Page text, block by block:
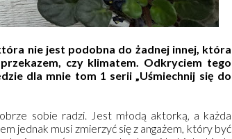
nie jest podobna do żadnej innej, która
czy klimatem. Odkryciem tego
dla mnie tom 1 serii „Uśmiechnij się do
sobie radzi. Jest młodą aktorką, a każda
jednak musi zmierzyć się z angażem, który być